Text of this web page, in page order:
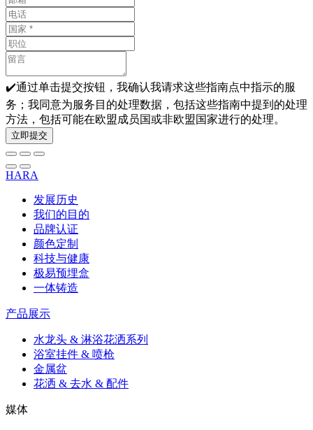
✔️通过单击提交按钮，我确认我请求这些指南点中指示的服
务；我同意为服务目的处理数据，包括这些指南中提到的处理
方法，包括可能在欧盟成员国或非欧盟国家进行的处理。
立即提交
HARA
发展历史
我们的目的
品牌认证
颜色定制
科技与健康
极易预埋盒
一体铸造
产品展示
水龙头 & 淋浴花洒系列
浴室挂件 & 喷枪
金属盆
花洒 & 去水 & 配件
媒体